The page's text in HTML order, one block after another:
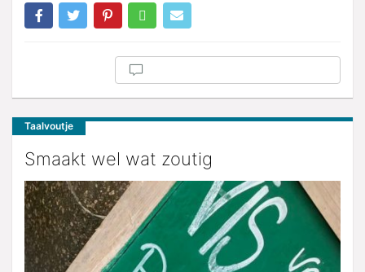
Taalvoutje
Smaakt wel wat zoutig